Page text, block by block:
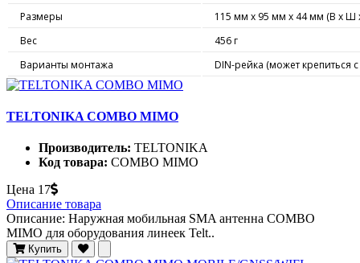
Размеры
115 мм х 95 мм х 44 мм (В x Ш
Вес
456 г
Варианты монтажа
DIN-рейка (может крепиться
TELTONIKA COMBO MIMO
Производитель: TELTONIKA
Код товара: COMBO MIMO
Цена 17
Описание товара
Описание: Наружная мобильная SMA антенна COMBO
MIMO для оборудования линеек Telt..
Купить